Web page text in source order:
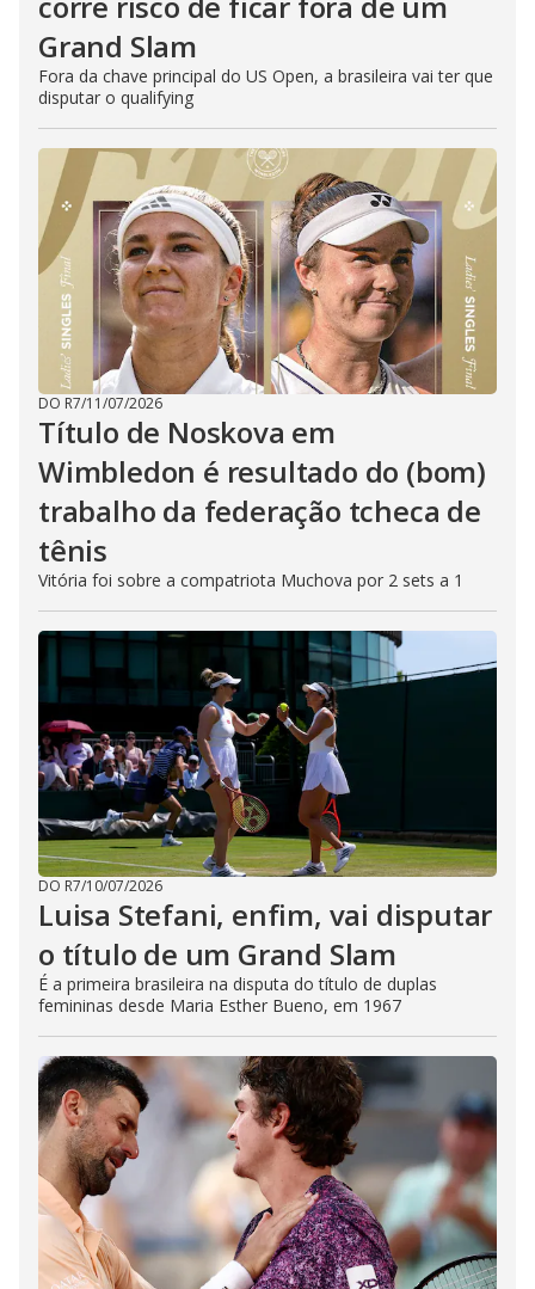
Grand Slam
Fora da chave principal do US Open, a brasileira vai ter que
disputar o qualifying
DO R7/11/07/2026
Título de Noskova em
Wimbledon é resultado do (bom)
trabalho da federação tcheca de
tênis
Vitória foi sobre a compatriota Muchova por 2 sets a 1
DO R7/10/07/2026
Luisa Stefani, enfim, vai disputar
o título de um Grand Slam
É a primeira brasileira na disputa do título de duplas
femininas desde Maria Esther Bueno, em 1967